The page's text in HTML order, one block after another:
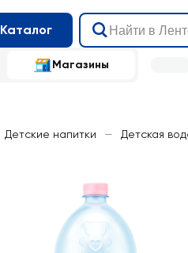
Каталог
Магазины
Детские напитки — Детская